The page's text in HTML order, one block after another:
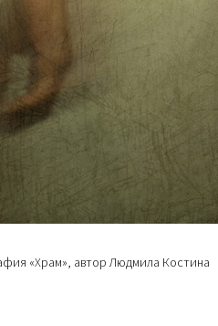
«Храм», автор Людмила Костина